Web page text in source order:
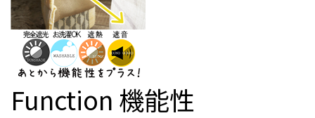
Function 機能性